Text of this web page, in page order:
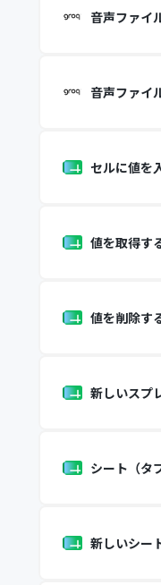
音声ファイ
音声ファイ
セルに値を
値を取得す
値を削除す
新しいスプ
シート（タ
新しいシー